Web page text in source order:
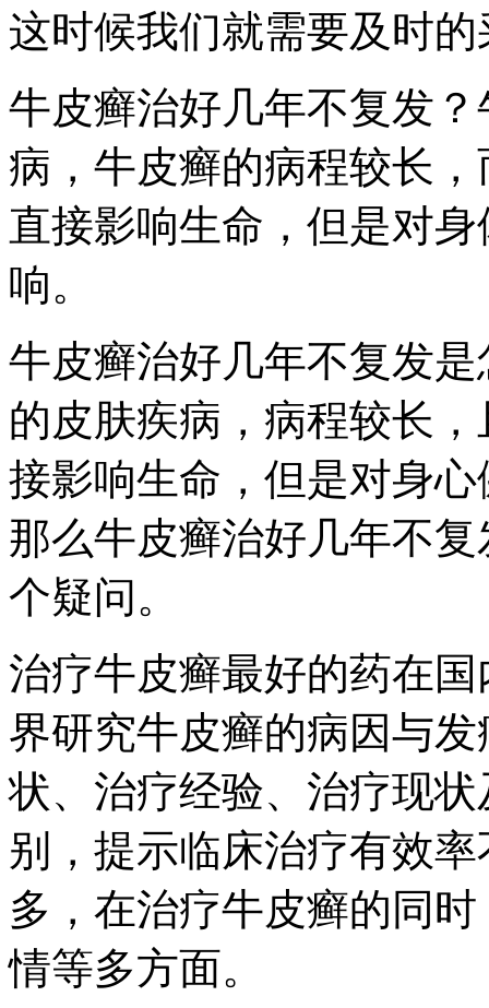
这时候我们就需要及时
牛皮癣治好几年不复发
病，牛皮癣的病程较长
直接影响生命，但是对
响。
牛皮癣治好几年不复发
的皮肤疾病，病程较长
接影响生命，但是对身
那么牛皮癣治好几年不
个疑问。
治疗牛皮癣最好的药在
界研究牛皮癣的病因与
状、治疗经验、治疗现
别，提示临床治疗有效
多，在治疗牛皮癣的同
情等多方面。